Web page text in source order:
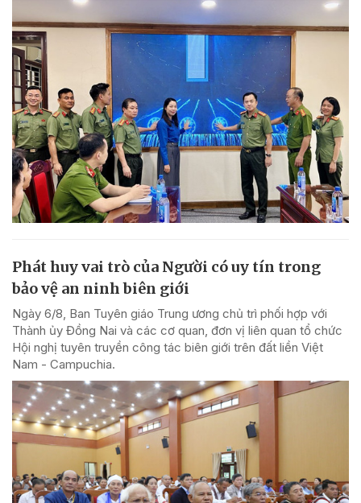
Phát huy vai trò của Người có uy tín trong
bảo vệ an ninh biên giới
Ngày 6/8, Ban Tuyên giáo Trung ương chủ trì phối hợp với
Thành ủy Đồng Nai và các cơ quan, đơn vị liên quan tổ chức
Hội nghị tuyên truyền công tác biên giới trên đất liền Việt
Nam - Campuchia.